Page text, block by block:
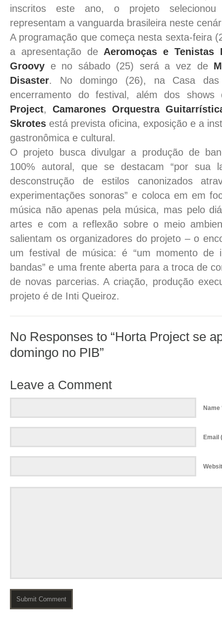
inscritos este ano, o projeto
representam a vanguarda brasileira neste
A programação que começa nesta sexta-feira
a apresentação de Aeromoças e Tenistas
Groovy e no sábado (25) será a vez de
Disaster. No domingo (26), na Casa das
encerramento do festival, além dos
Project, Camarones Orquestra
Skrotes está prevista oficina, exposição e a
gastronômica e cultural.
O projeto busca divulgar a produção de
100% autoral, que se destacam “por sua
desconstrução de estilos canonizados
experimentações sonoras” e coloca em em
música não apenas pela música, mas pelo
artes e com a reflexão sobre o meio
salientam os organizadores do projeto – o
um festival de música: é “um momento de
bandas” e uma frente aberta para a troca de
de novas parcerias. A criação, produção
projeto é de Inti Queiroz.
No Responses to “Horta Project se
domingo no PIB”
Leave a Comment
Name
Email